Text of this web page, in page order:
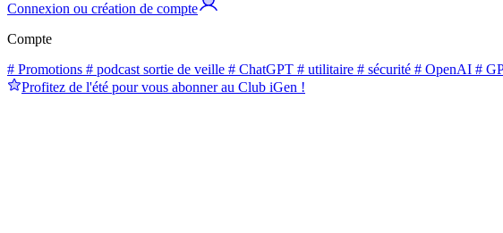
Connexion ou création de compte
Compte
# Promotions # podcast sortie de veille # ChatGPT # utilitaire # sécurité # OpenAI #
Profitez de l'été pour vous abonner au Club iGen !